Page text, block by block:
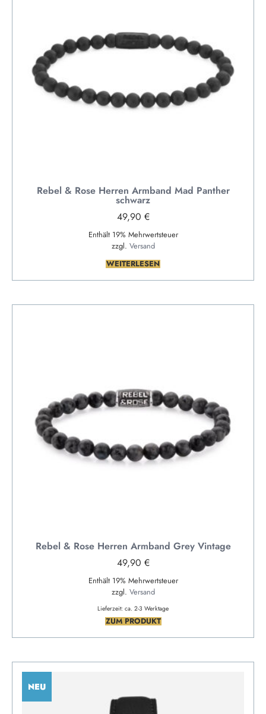
Rebel & Rose Herren Armband Mad Panther
schwarz
49,90 €
Enthält 19% Mehrwertsteuer
zzgl. Versand
WEITERLESEN
Rebel & Rose Herren Armband Grey Vintage
49,90 €
Enthält 19% Mehrwertsteuer
zzgl. Versand
Lieferzeit: ca. 2-3 Werktage
ZUM PRODUKT
NEU